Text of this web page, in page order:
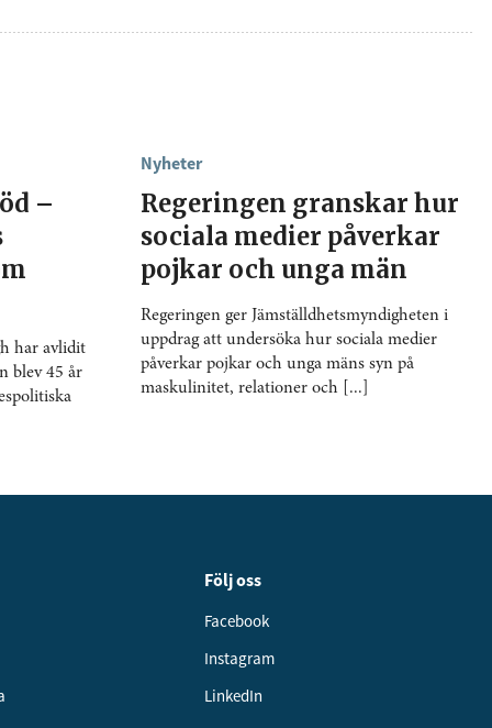
–
har avlidit
blev 45 år
Nyheter
Regeringen granskar hur
sociala medier påverkar
pojkar och unga män
Regeringen ger Jämställdhetsmyndigheten i
uppdrag att undersöka hur sociala medier
påverkar pojkar och unga mäns syn på
maskulinitet, relationer och [...]
Följ oss
Facebook
Instagram
LinkedIn